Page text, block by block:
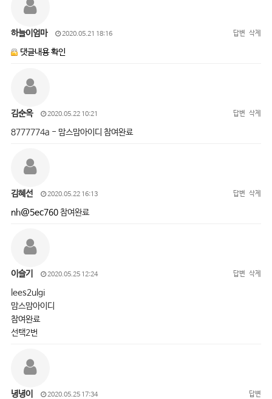
하늘이엄마 2020.05.21 18:16 답변 삭제
댓글내용 확인
김순옥 2020.05.22 10:21 답변 삭제
8777774a - 맘스맘아이디 참여완료
김혜선 2020.05.22 16:13 답변 삭제
nh@5ec760참여완료
이슬기 2020.05.25 12:24 답변 삭제
lees2ulgi
맘스맘아이디
참여완료
선택2번
녕녕이 2020.05.25 17:34 답변